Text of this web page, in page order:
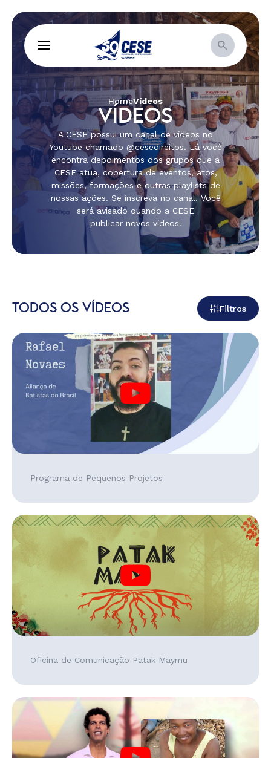
HomeVídeos
VÍDEOS
A CESE possui um canal de vídeos no
Youtube chamado @cesedireitos. Lá você
encontra depoimentos dos grupos que a
CESE atua, cobertura de eventos, atos,
missões, formações e outras playlists de
nossas ações. Se inscreva no canal. Você
será avisado quando a CESE
publicar novos vídeos!
TODOS OS VÍDEOS Filtros
Programa de Pequenos Projetos
Oficina de Comunicação Patak Maymu